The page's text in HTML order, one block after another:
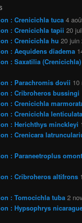
: Crenicichla tuca 4
: Crenicichla tapii 20
: Crenicichla hu 20 juin
: Aequidens diadema
: Saxatilia
: Parachromis dovii 10
: Cribroheros bussingi
: Crenicichla
: Crenicichla lenticulata
: Herichthys minckleyi
: Crenicara
: Paraneetroplus
: Cribroheros altifrons
: Tomocichla tuba 2
: Hypsophrys